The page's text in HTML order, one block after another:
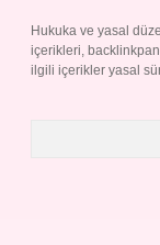
Hukuka ve yasal
içerikleri,
ilgili içerikler yasal